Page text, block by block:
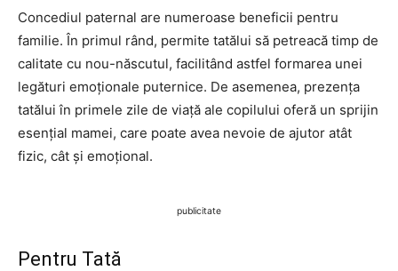
Concediul paternal are numeroase beneficii pentru
familie. În primul rând, permite tatălui să petreacă timp de
calitate cu nou-născutul, facilitând astfel formarea unei
legături emoționale puternice. De asemenea, prezența
tatălui în primele zile de viață ale copilului oferă un sprijin
esențial mamei, care poate avea nevoie de ajutor atât
fizic, cât și emoțional.
publicitate
Pentru Tată